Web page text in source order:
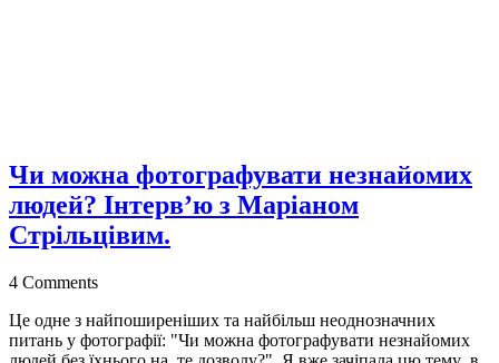
Чи можна фотографувати незнайомих
людей? Інтерв’ю з Маріаном
Стрільцівим.
4 Comments
Це одне з найпоширеніших та найбільш неоднозначних
питань у фотографії: "Чи можна фотографувати незнайомих